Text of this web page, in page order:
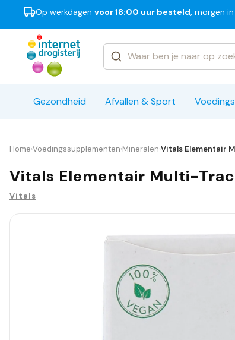
Op werkdagen voor 18:00 uur besteld, morgen
Gezondheid Afvallen & Sport
Merken
Home›Voedingssupplementen›Mineralen›Vitals Elementair
Vitals Elementair Multi-
Vitals